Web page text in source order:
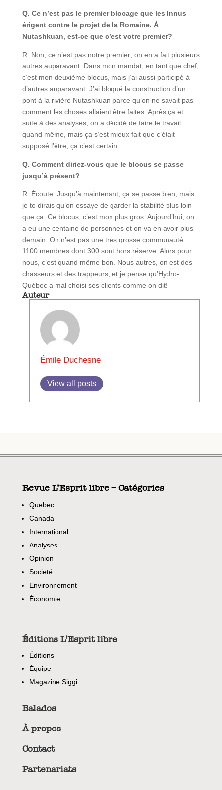
Q. Ce n’est pas le premier blocage que les Innus
érigent contre le projet de la Romaine. À
Nutashkuan, est-ce que c’est votre premier?
R. Non, ce n’est pas notre premier; on en a fait plusieurs
autres auparavant. Dans mon mandat, en tant que chef,
c’est mon deuxième blocus, mais j’ai aussi participé à
d’autres auparavant. J’ai bloqué la construction d’un
pont à la rivière Nutashkuan parce qu’on ne savait pas
comment les choses allaient être faites. Après ça et
suite à des analyses, on a décidé de faire le travail
quand même, mais ça s’est mieux fait que c’était
supposé l’être, ça c’est certain.
Q. Comment diriez-vous que le blocus se passe
jusqu’à présent?
R. Écoute. Jusqu’à maintenant, ça se passe bien, mais
je te dirais qu’on essaye de garder la stabilité plus loin
que ça. Ce blocus, c’est mon plus gros. Aujourd’hui, on
a eu une centaine de personnes et on va en avoir plus
demain. On n’est pas une très grosse communauté :
1100 membres dont 300 sont hors réserve. Alors pour
nous, c’est quand même bon. Nous autres, on est des
chasseurs et des trappeurs, et je pense qu’Hydro-
Québec a mal choisi ses clients comme on dit!
Auteur
Émile Duchesne
View all posts
Revue L’Esprit libre – Catégories
Quebec
Canada
International
Analyses
Opinion
Societé
Environnement
Économie
Éditions L’Esprit libre
Éditions
Équipe
Magazine Siggi
Balados
À propos
Contact
Partenariats